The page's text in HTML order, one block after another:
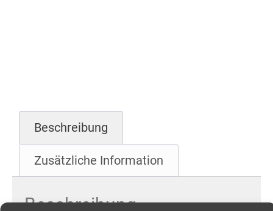
Beschreibung
Zusätzliche Information
Beschreibung